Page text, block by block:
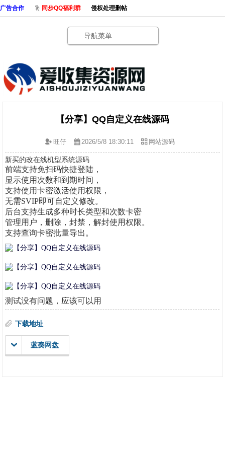
广告合作 同步QQ福利群 侵权处理删帖
导航菜单
【分享】QQ自定义在线源码
旺仔 2026/5/8 18:30:11 网站源码
新买的改在线机型系统源码
前端支持免扫码快捷登陆，
显示使用次数和到期时间，
支持使用卡密激活使用权限，
无需SVIP即可自定义修改。
后台支持生成多种时长类型和次数卡密
管理用户，删除，封禁，解封使用权限。
支持查询卡密批量导出。
测试没有问题，应该可以用
下载地址
蓝奏网盘